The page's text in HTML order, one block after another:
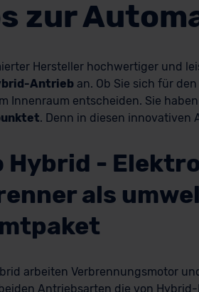
zur
Hersteller hochwertiger und
Antrieban. Ob Sie sich für
Innenraum entscheiden. Sie
. Denn in diesen innovativen
Hybrid -
als
arbeiten Verbrennungsmotor
Antriebsarten die von